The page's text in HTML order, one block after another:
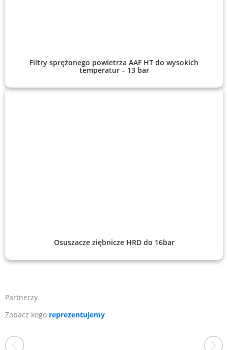
Filtry sprężonego powietrza AAF HT do wysokich
temperatur – 13 bar
Osuszacze ziębnicze HRD do 16bar
Partnerzy
Zobacz kogo reprezentujemy